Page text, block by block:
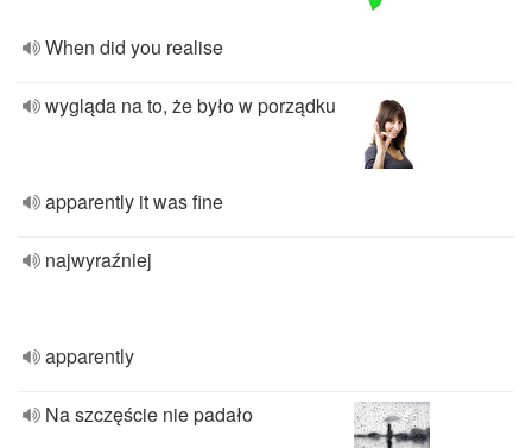
When did you realise
wygląda na to, że było w porządku
apparently it was fine
najwyraźniej
apparently
Na szczęście nie padało